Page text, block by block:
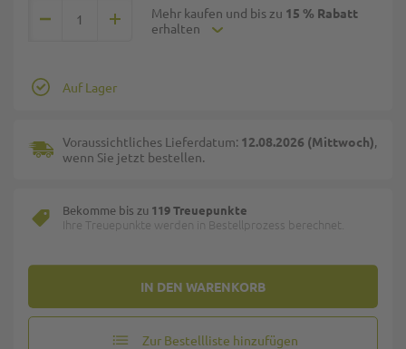
Mehr kaufen und bis zu 15 % Rabatt
erhalten
IN DEN WARENKORB
Auf Lager
Voraussichtliches Lieferdatum: 12.08.2026 (Mittwoch),
wenn Sie jetzt bestellen.
Bekomme bis zu 119 Treuepunkte
Ihre Treuepunkte werden in Bestellprozess berechnet.
Zur Bestellliste hinzufügen